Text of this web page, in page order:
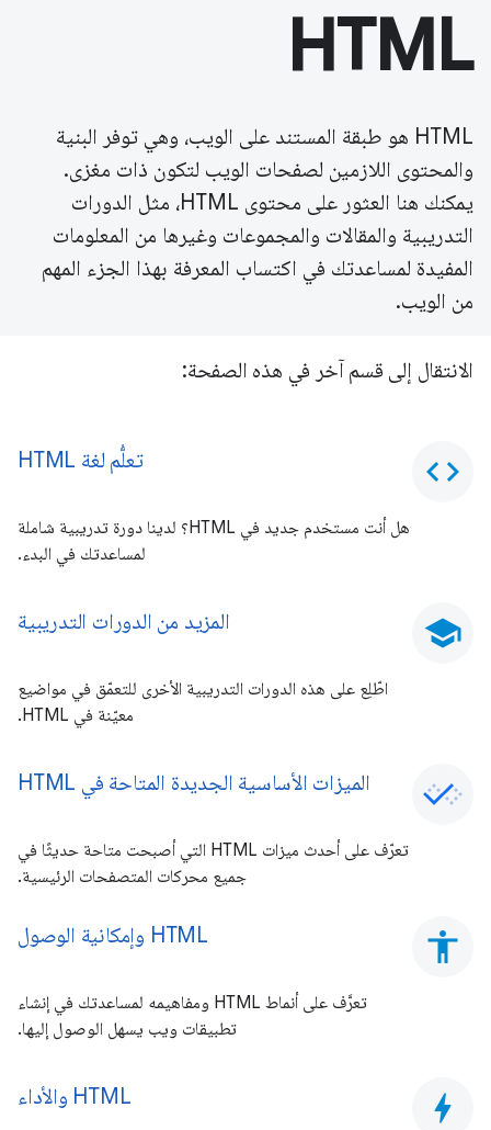
HTML
HTML هو طبقة المستند على الويب، وهي توفر البنية
والمحتوى اللازمين لصفحات الويب لتكون ذات مغزى.
يمكنك هنا العثور على محتوى HTML، مثل الدورات
التدريبية والمقالات والمجموعات وغيرها من المعلومات
المفيدة لمساعدتك في اكتساب المعرفة بهذا الجزء المهم
من الويب.
الانتقال إلى قسم آخر في هذه الصفحة:
code تعلُّم لغة HTML
هل أنت مستخدم جديد في HTML؟ لدينا دورة تدريبية شاملة
لمساعدتك في البدء.
school المزيد من الدورات التدريبية
اطّلِع على هذه الدورات التدريبية الأخرى للتعمّق في مواضيع
معيّنة في HTML.
الميزات الأساسية الجديدة المتاحة في HTML
تعرّف على أحدث ميزات HTML التي أصبحت متاحة حديثًا في
جميع محركات المتصفحات الرئيسية.
accessibility HTML وإمكانية الوصول
تعرَّف على أنماط HTML ومفاهيمه لمساعدتك في إنشاء
تطبيقات ويب يسهل الوصول إليها.
bolt HTML والأداء